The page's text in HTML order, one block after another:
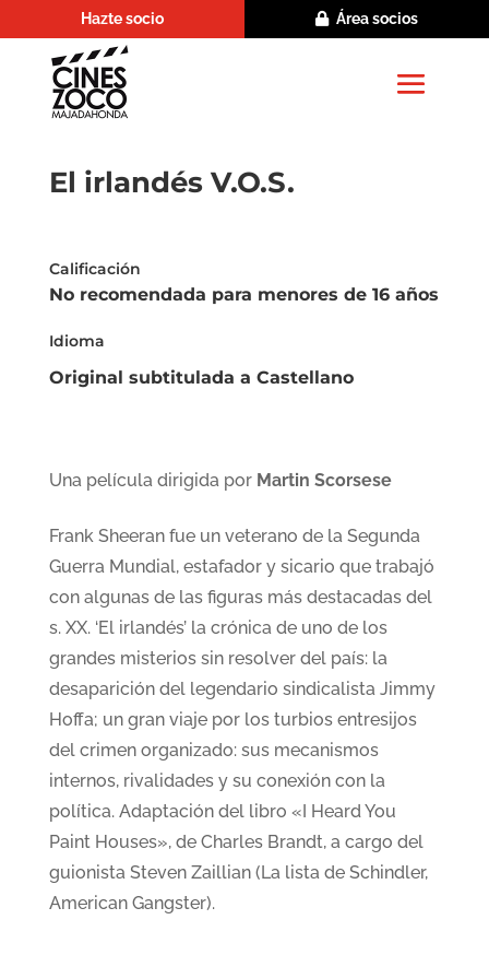
Hazte socio Área socios
El irlandés V.O.S.
Calificación
No recomendada para menores de 16 años
Idioma
Original subtitulada a Castellano
Una película dirigida por Martin Scorsese
Frank Sheeran fue un veterano de la Segunda
Guerra Mundial, estafador y sicario que trabajó
con algunas de las figuras más destacadas del
s. XX. ‘El irlandés’ la crónica de uno de los
grandes misterios sin resolver del país: la
desaparición del legendario sindicalista Jimmy
Hoffa; un gran viaje por los turbios entresijos
del crimen organizado: sus mecanismos
internos, rivalidades y su conexión con la
política. Adaptación del libro «I Heard You
Paint Houses», de Charles Brandt, a cargo del
guionista Steven Zaillian (La lista de Schindler,
American Gangster).